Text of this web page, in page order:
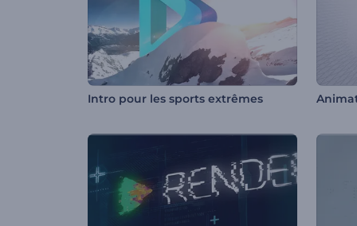
Intro pour les sports extrêmes